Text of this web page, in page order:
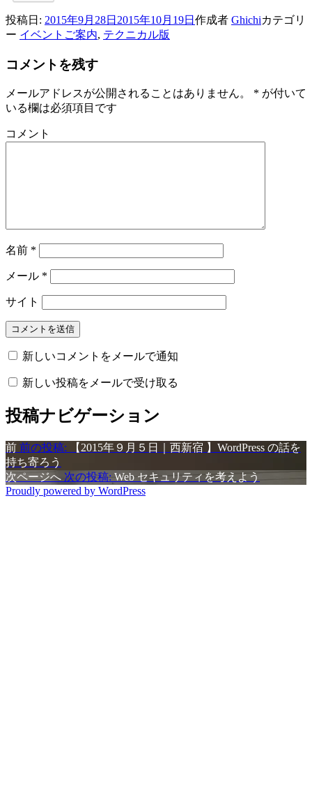
投稿日: 2015年9月28日 2015年10月19日 作成者 Ghichiカテゴリ
ー イベントご案内, テクニカル版
コメントを残す
メールアドレスが公開されることはありません。 * が付いて
いる欄は必須項目です
コメント
名前 *
メール *
サイト
新しいコメントをメールで通知
新しい投稿をメールで受け取る
投稿ナビゲーション
前 前の投稿:
【2015年９月５日｜西新宿 】WordPress の話を
持ち寄ろう
次ページへ 次の投稿: Web セキュリティを考えよう
Proudly powered by WordPress